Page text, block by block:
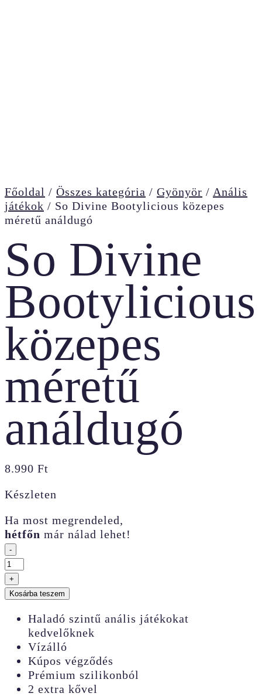
Főoldal / Összes kategória / Gyönyör / Anális
játékok / So Divine Bootylicious közepes
méretű análdugó
So Divine
Bootylicious
közepes
méretű
análdugó
8.990 Ft
Készleten
Ha most megrendeled,
hétfőn már nálad lehet!
-
So
Divine
Bootylicious
méretű
análdugó
mennyiség
+
Kosárba teszem
Haladó szintű anális játékokat
kedvelőknek
Vízálló
Kúpos végződés
Prémium szilikonból
2 extra kővel